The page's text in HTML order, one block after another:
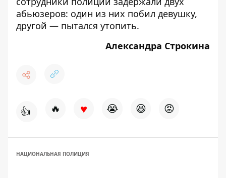
абьюзеров: один из них побил девушку,
другой — пытался утопить.
Александра Строкина
👍 🔥 ♥ 😭 😆 😡
НАЦИОНАЛЬНАЯ ПОЛИЦИЯ